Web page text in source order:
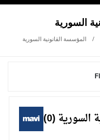
السورية
/ المؤسسة القانونية السورية
السورية (0)